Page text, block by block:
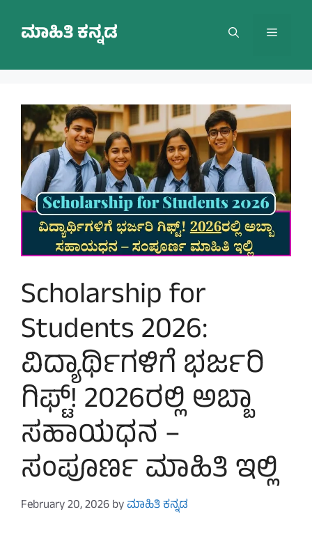
contentಮಾಹಿತಿ ಕನ್ನಡ Menu
Scholarship for
Students 2026:
ವಿದ್ಯಾರ್ಥಿಗಳಿಗೆ ಭರ್ಜರಿ
ಗಿಫ್ಟ್! 2026ರಲ್ಲಿ ಅಬ್ಬಾ
ಸಹಾಯಧನ –
ಸಂಪೂರ್ಣ ಮಾಹಿತಿ ಇಲ್ಲಿ
February 20, 2026byಮಾಹಿತಿ ಕನ್ನಡ